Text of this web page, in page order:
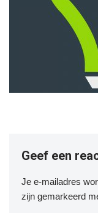
Geef een
Je e-mailadres
zijn gemarkeerd